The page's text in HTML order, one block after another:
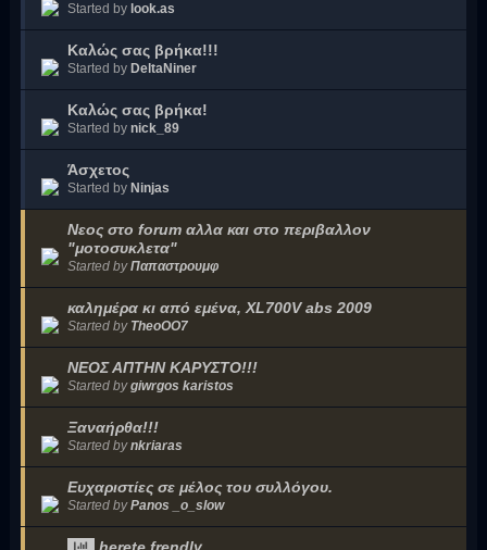
Started by look.as
Καλώς σας βρήκα!!!
Started by DeltaNiner
Καλώς σας βρήκα!
Started by nick_89
Άσχετος
Started by Ninjas
Νεος στο forum αλλα και στο περιβαλλον
"μοτοσυκλετα"
Started byΠαπαστρουμφ
καλημέρα κι από εμένα, XL700V abs 2009
Started by TheoOO7
ΝΕΟΣ ΑΠΤΗΝ ΚΑΡΥΣΤΟ!!!
Started bygiwrgos karistos
Ξαναήρθα!!!
Started bynkriaras
Ευχαριστίες σε μέλος του συλλόγου.
Started byPanos _o_slow